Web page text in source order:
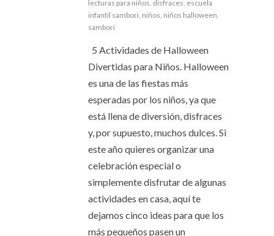
lecturas para niños disfraces escuela
infantil sambori niños niños halloween
sambori
5 Actividades de Halloween
Divertidas para Niños. Halloween
es una de las fiestas más
esperadas por los niños, ya que
está llena de diversión, disfraces
y, por supuesto, muchos dulces. Si
este año quieres organizar una
celebración especial o
simplemente disfrutar de algunas
actividades en casa, aquí te
dejamos cinco ideas para que los
más pequeños pasen un